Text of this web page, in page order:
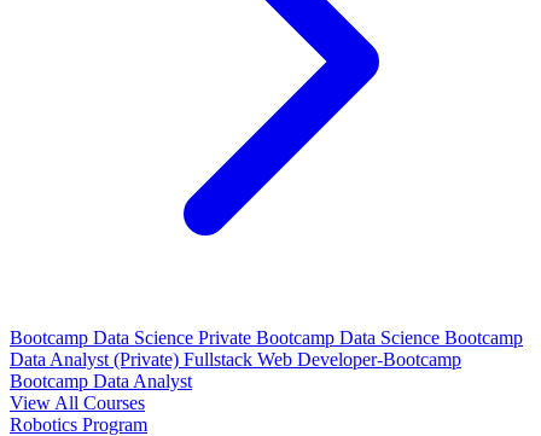
Bootcamp Data Science Private Bootcamp Data Science Bootcamp
Data Analyst (Private) Fullstack Web Developer-Bootcamp
Bootcamp Data Analyst
View All Courses
Robotics Program